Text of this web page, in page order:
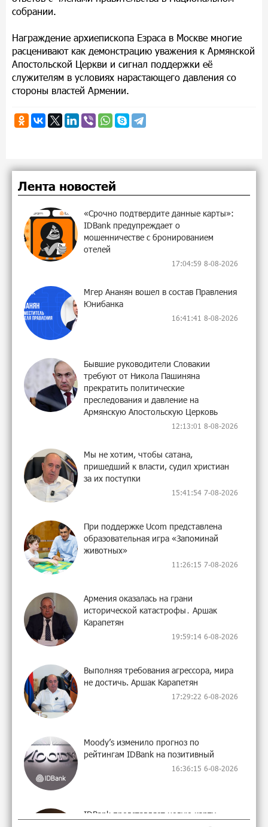
собрании.
Награждение архиепископа Езраса в Москве многие
расценивают как демонстрацию уважения к Армянской
Апостольской Церкви и сигнал поддержки её
служителям в условиях нарастающего давления со
стороны властей Армении.
Лента новостей
«Срочно подтвердите данные карты»:
IDBank предупреждает о
мошенничестве с бронированием
отелей
17:04:59 8-08-2026
Мгер Ананян вошел в состав Правления
Юнибанка
16:41:41 8-08-2026
Бывшие руководители Словакии
требуют от Никола Пашиняна
прекратить политические
преследования и давление на
Армянскую Апостольскую Церковь
12:13:01 8-08-2026
Мы не хотим, чтобы сатана,
пришедший к власти, судил христиан
за их поступки
15:41:54 7-08-2026
При поддержке Ucom представлена
образовательная игра «Запоминай
животных»
11:26:15 7-08-2026
Армения оказалась на грани
исторической катастрофы․ Аршак
Карапетян
19:59:14 6-08-2026
Выполняя требования агрессора, мира
не достичь. Аршак Карапетян
17:29:22 6-08-2026
Moody’s изменило прогноз по
рейтингам IDBank на позитивный
16:36:15 6-08-2026
IDBank представляет новую карту